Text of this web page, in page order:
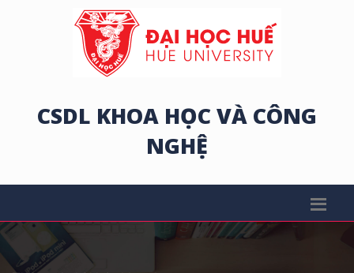
CSDL KHOA HỌC VÀ CÔNG
NGHỆ